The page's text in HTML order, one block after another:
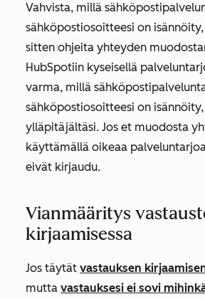
Vahvista, millä
sähköpostiosoitteesi on
sitten ohjeita yhteyden
HubSpotiin kyseisellä
varma, millä
sähköpostiosoitteesi on
ylläpitäjältäsi. Jos et muodosta
käyttämällä oikeaa
eivät kirjaudu.
Vianmääritys
kirjaamisessa
Jos täytät vastauksen
mutta vastauksesi ei sovi